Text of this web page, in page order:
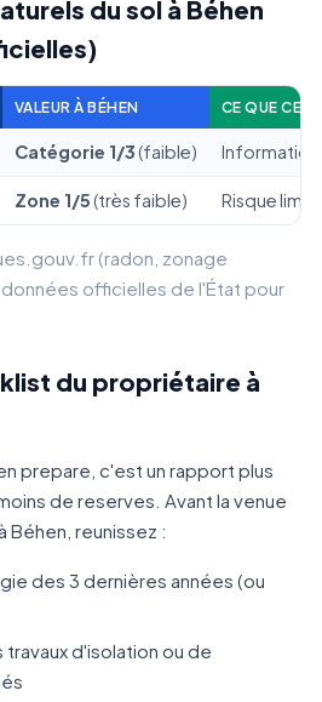
du sol à Béhen
VALEUR À BÉHEN CE QUE
Catégorie 1/3(faible) Information
Zone 1/5(très faible) Risque
(radon, zonage
officielles de l'État pour
du propriétaire à
prepare, c'est un rapport plus
de reserves. Avant la venue
Béhen, reunissez :
des 3 dernières années (ou
d'isolation ou de